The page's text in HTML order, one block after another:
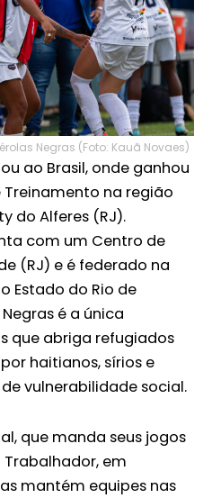
Negras (Foto: Kauã Novaes)
ao Brasil, onde ganhou
na região
do Alferes (RJ).
com um Centro de
(RJ) e é federado na
Estado do Rio de
é a única
que abriga refugiados
haitianos, sírios e
vulnerabilidade social.
que manda seus jogos
em
mantém equipes nas